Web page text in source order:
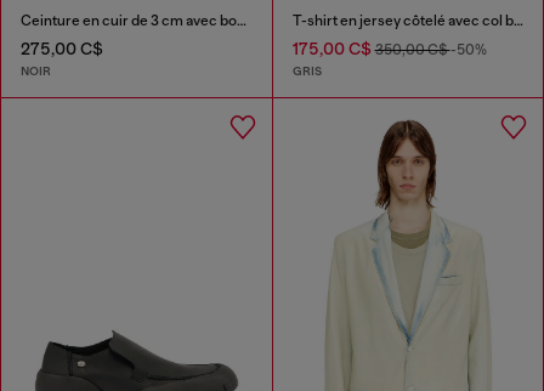
Ceinture en cuir de 3 cm avec boucle sculpturale
275,00 C$
NOIR
T-shirt en jersey côtelé avec col bandoulière style motard
175,00 C$350,00 C$-50%
GRIS